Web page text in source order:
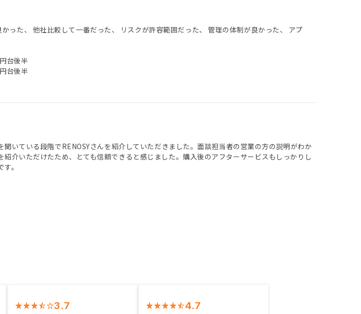
った、 他社比較して一番だった、 リスクが許容範囲だった、 管理の体制が良かった、 アプ
台後半
台後半
いている段階でRENOSYさんを紹介していただきました。面談担当者の営業の方の説明がわか
紹介いただけたため、とても信頼できると感じました。購入後のアフターサービスもしっかりし
。
3.7 4.7